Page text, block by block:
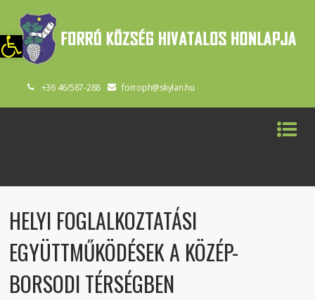
Eszköztár megnyitása
+36 46/587-288 forroph@skylan.hu
HELYI FOGLALKOZTATÁSI
EGYÜTTMŰKÖDÉSEK A KÖZÉP-
BORSODI TÉRSÉGBEN